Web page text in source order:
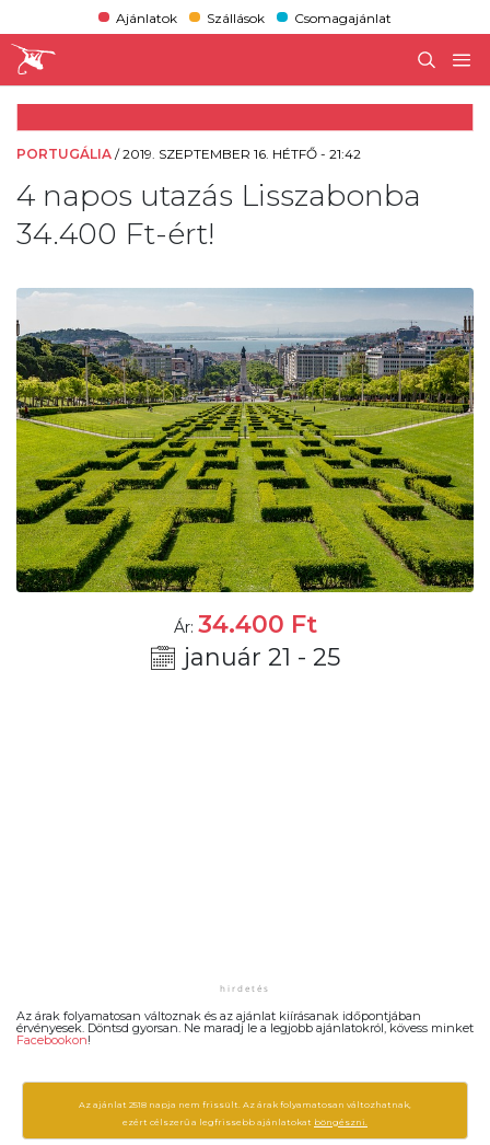
Ajánlatok Szállások Csomagajánlat
PORTUGÁLIA /2019. SZEPTEMBER 16. HÉTFŐ - 21:42
4 napos utazás Lisszabonba
34.400 Ft-ért!
Ár: 34.400 Ft
január 21 - 25
Az árak folyamatosan változnak és az ajánlat kiírásanak időpontjában
érvényesek. Döntsd gyorsan. Ne maradj le a legjobb ajánlatokról, kövess minket
Facebookon!
Az ajánlat 2518 napja nem frissült. Az árak folyamatosan változhatnak,
ezért célszerű a legfrissebb ajánlatokat böngészni.